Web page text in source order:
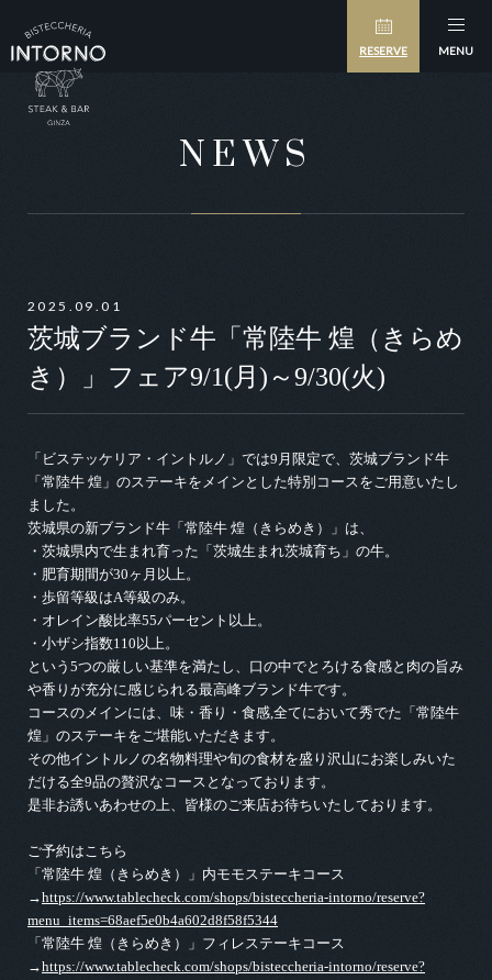
RESERVE MENU
NEWS
2025.09.01
茨城ブランド牛「常陸牛 煌（きらめ
き）」フェア9/1(月)～9/30(火)
「ビステッケリア・イントルノ」では9月限定で、茨城ブランド牛
「常陸牛 煌」のステーキをメインとした特別コースをご用意いたし
ました。
茨城県の新ブランド牛「常陸牛 煌（きらめき）」は、
・茨城県内で生まれ育った「茨城生まれ茨城育ち」の牛。
・肥育期間が30ヶ月以上。
・歩留等級はA等級のみ。
・オレイン酸比率55パーセント以上。
・小ザシ指数110以上。
という5つの厳しい基準を満たし、口の中でとろける食感と肉の旨み
や香りが充分に感じられる最高峰ブランド牛です。
コースのメインには、味・香り・食感,全てにおいて秀でた「常陸牛
煌」のステーキをご堪能いただきます。
その他イントルノの名物料理や旬の食材を盛り沢山にお楽しみいた
だける全9品の贅沢なコースとなっております。
是非お誘いあわせの上、皆様のご来店お待ちいたしております。
ご予約はこちら
「常陸牛 煌（きらめき）」内モモステーキコース
→https://www.tablecheck.com/shops/bisteccheria-intorno/reserve?
menu_items=68aef5e0b4a602d8f58f5344
「常陸牛 煌（きらめき）」フィレステーキコース
→https://www.tablecheck.com/shops/bisteccheria-intorno/reserve?